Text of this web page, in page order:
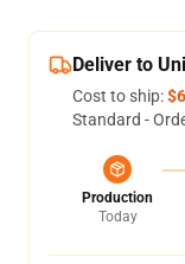
Deliver to
Cost to ship:
Standard -
Production
Today